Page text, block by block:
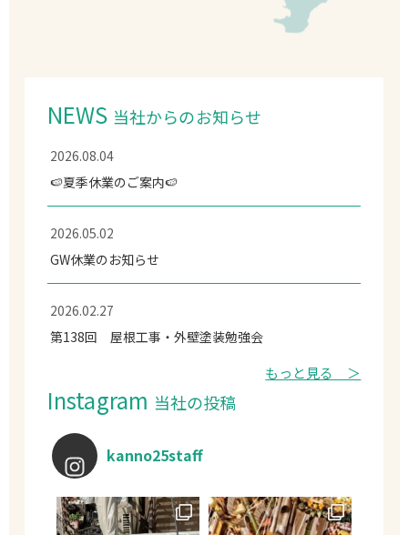
NEWS 当社からのお知らせ
2026.08.04
🍉夏季休業のご案内🍉
2026.05.02
GW休業のお知らせ
2026.02.27
第138回 屋根工事・外壁塗装勉強会
もっと見る ＞
Instagram 当社の投稿
kanno25staff